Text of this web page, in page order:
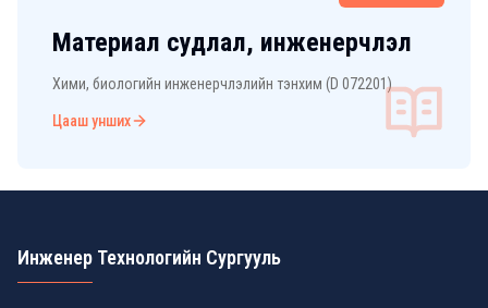
Материал судлал, инженерчлэл
Хими, биологийн инженерчлэлийн тэнхим (D 072201)
Цааш унших
Инженер Технологийн Сургууль